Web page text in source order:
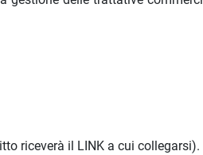
riceverà il LINK a cui collegarsi).